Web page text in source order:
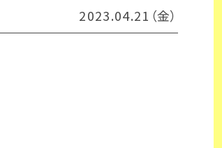
2023.04.21（金）